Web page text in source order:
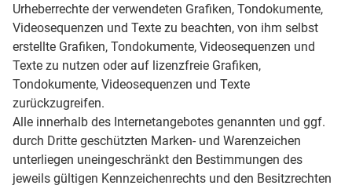
Urheberrechte der verwendeten Grafiken, Tondokumente,
Videosequenzen und Texte zu beachten, von ihm selbst
erstellte Grafiken, Tondokumente, Videosequenzen und
Texte zu nutzen oder auf lizenzfreie Grafiken,
Tondokumente, Videosequenzen und Texte
zurückzugreifen.
Alle innerhalb des Internetangebotes genannten und ggf.
durch Dritte geschützten Marken- und Warenzeichen
unterliegen uneingeschränkt den Bestimmungen des
jeweils gültigen Kennzeichenrechts und den Besitzrechten